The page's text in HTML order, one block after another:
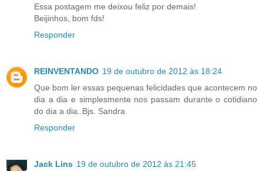
Essa postagem me deixou feliz por demais!
Beijinhos, bom fds!
Responder
REINVENTANDO 19 de outubro de 2012 às 18:24
Que bom ler essas pequenas felicidades que acontecem no
dia a dia e simplesmente nos passam durante o cotidiano
do dia a dia..Bjs. Sandra
Responder
Jack Lins 19 de outubro de 2012 às 21:45